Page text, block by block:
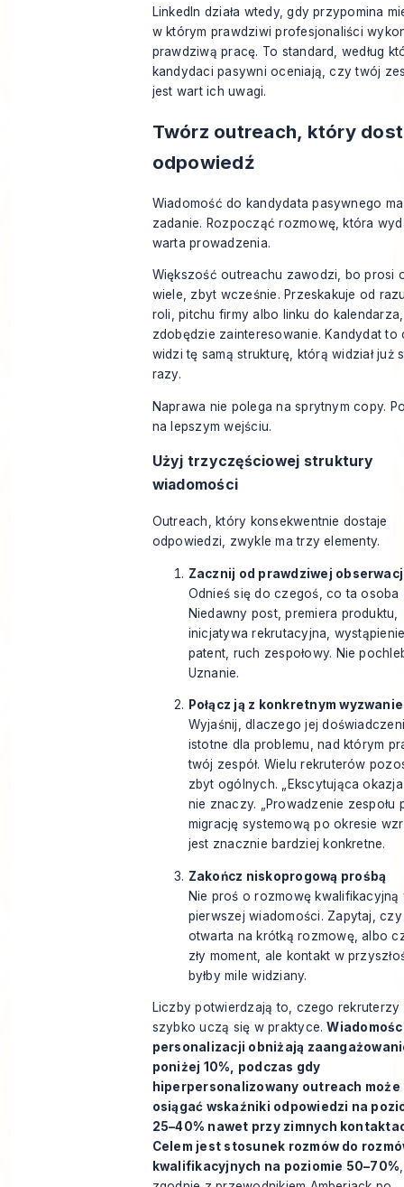
LinkedIn działa wtedy, gdy przypomina
w którym prawdziwi profesjonaliści
prawdziwą pracę. To standard, według
kandydaci pasywni oceniają, czy twój
jest wart ich uwagi.
Twórz outreach, który
odpowiedź
Wiadomość do kandydata pasywnego
zadanie. Rozpocząć rozmowę, która
warta prowadzenia.
Większość outreachu zawodzi, bo prosi
wiele, zbyt wcześnie. Przeskakuje od
roli, pitchu firmy albo linku do
zdobędzie zainteresowanie. Kandydat to
widzi tę samą strukturę, którą widział już
razy.
Naprawa nie polega na sprytnym copy.
na lepszym wejściu.
Użyj trzyczęściowej struktury
wiadomości
Outreach, który konsekwentnie dostaje
odpowiedzi, zwykle ma trzy elementy.
Zacznij od prawdziwej
Odnieś się do czegoś, co ta osoba
Niedawny post, premiera produktu,
inicjatywa rekrutacyjna,
patent, ruch zespołowy. Nie
Uznanie.
Połącz ją z konkretnym
Wyjaśnij, dlaczego jej
istotne dla problemu, nad którym
twój zespół. Wielu rekruterów
zbyt ogólnych. „Ekscytująca
nie znaczy. „Prowadzenie zespołu
migrację systemową po okresie
jest znacznie bardziej konkretne.
Zakończ niskoprogową prośbą
Nie proś o rozmowę kwalifikacyjną
pierwszej wiadomości. Zapytaj, czy
otwarta na krótką rozmowę, albo
zły moment, ale kontakt w
byłby mile widziany.
Liczby potwierdzają to, czego rekruterzy
szybko uczą się w praktyce.
personalizacji obniżają
poniżej 10%, podczas gdy
hiperpersonalizowany outreach może
osiągać wskaźniki odpowiedzi na
25–40% nawet przy zimnych
Celem jest stosunek rozmów do
kwalifikacyjnych na poziomie 50–70%,